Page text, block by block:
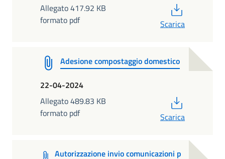
Allegato 417.92 KB
formato pdf
Scarica
Adesione compostaggio domestico
22-04-2024
Allegato 489.83 KB
formato pdf
Scarica
Autorizzazione invio comunicazioni p